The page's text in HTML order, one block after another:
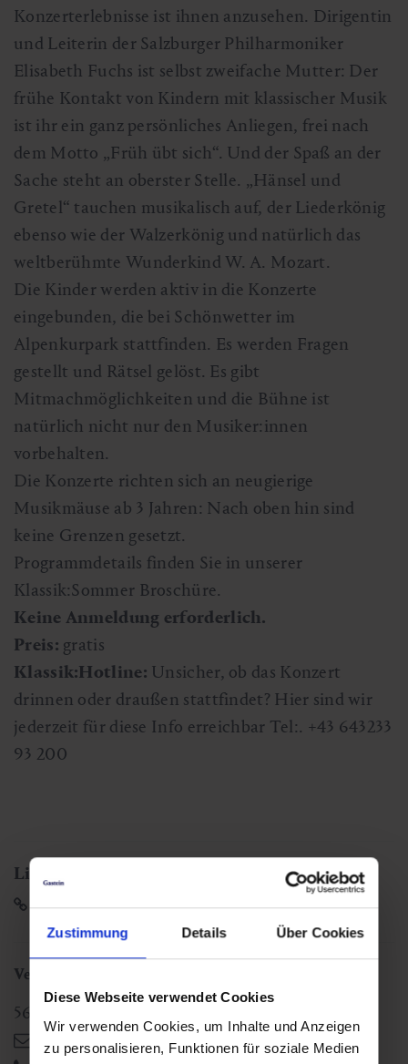
Zustimmung Details Über Cookies
Diese Webseite verwendet Cookies
Wir verwenden Cookies, um Inhalte und Anzeigen
zu personalisieren, Funktionen für soziale Medien
Konzerterlebnisse ist ihnen anzusehen. Dirigentin
und Leiterin der Salzburger Philharmoniker
Elisabeth Fuchs ist selbst zweifache Mutter: Der
frühe Kontakt von Kindern mit klassischer Musik
ist ihr ein ganz persönliches Anliegen, frei nach
dem Motto „Früh übt sich“. Und der Spaß an der
Sache steht an oberster Stelle. „Hänsel und
Gretel“ tauchen musikalisch auf, der Liederkönig
ebenso wie der Walzerkönig und natürlich das
weltberühmte Wunderkind W. A. Mozart.
Die Kinder werden aktiv in die Konzerte
eingebunden, die bei Schönwetter im
Alpenkurpark stattfinden. Es werden Fragen
gestellt und Rätsel gelöst. Es gibt
Mitmachmöglichkeiten und die Bühne ist
natürlich nicht nur den Musiker:innen
vorbehalten.
Die Konzerte richten sich an neugierige
Musikmäuse ab 3 Jahren: Nach oben hin sind
keine Grenzen gesetzt.
Programmdetails finden Sie in unserer
Klassik:Sommer Broschüre.
Keine Anmeldung erforderlich.
Preis: gratis
Klassik:Hotline: Unsicher, ob das Konzert
drinnen oder draußen stattfindet? Hier sind wir
jederzeit für diese Info erreichbar Tel:. +43 643233
93 200
Links
Homepage der Philharmonie Salzburg
Veranstaltungsort
5630
badhofgastein@gastein.com